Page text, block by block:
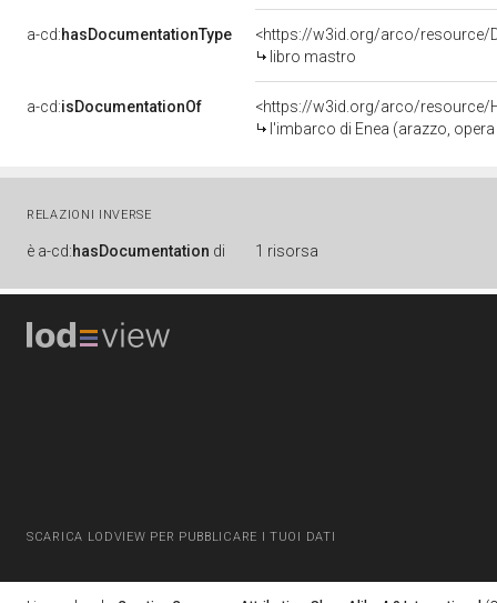
a-cd:hasDocumentationType
<https://w3id.org/arco/resource/
libro mastro
a-cd:isDocumentationOf
<https://w3id.org/arco/resource/
l'imbarco di Enea (arazzo, opera isolata) di
RELAZIONI INVERSE
è a-cd:hasDocumentation di 1 risorsa
SCARICA LODVIEW PER PUBBLICARE I TUOI DATI